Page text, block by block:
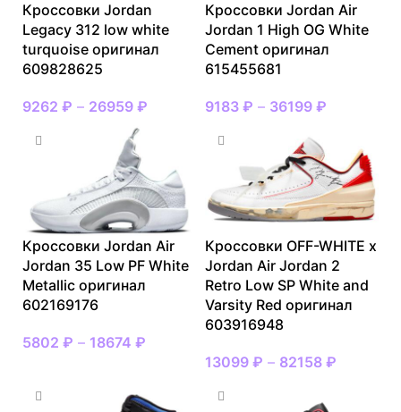
Кроссовки Jordan
Legacy 312 low white
turquoise оригинал
609828625
9262 ₽ – 26959 ₽
Кроссовки Jordan Air
Jordan 1 High OG White
Cement оригинал
615455681
9183 ₽ – 36199 ₽
Кроссовки Jordan Air
Jordan 35 Low PF White
Metallic оригинал
602169176
5802 ₽ – 18674 ₽
Кроссовки OFF-WHITE x
Jordan Air Jordan 2
Retro Low SP White and
Varsity Red оригинал
603916948
13099 ₽ – 82158 ₽